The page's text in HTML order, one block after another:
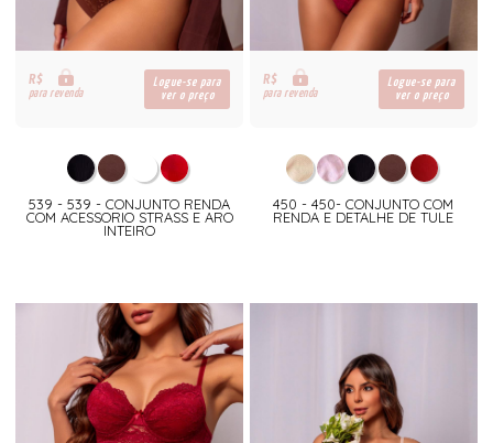
R$
para revenda
Logue-se para
ver o preço
539 - 539 - CONJUNTO RENDA
COM ACESSORIO STRASS E ARO
INTEIRO
R$
para revenda
Logue-se para
ver o preço
450 - 450- CONJUNTO COM
RENDA E DETALHE DE TULE